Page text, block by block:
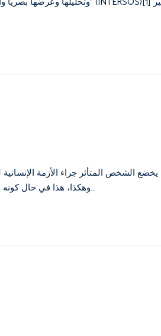
يخضع الشخص المتأثر جراء الأزمة
وهكذا، هذا في حال كونه "محظوظاً". لكن ماذا لو أمكن الجمع بشكل سريع بين كل ذلك في قوائم مُصدقة ومناهضة للفساد من…